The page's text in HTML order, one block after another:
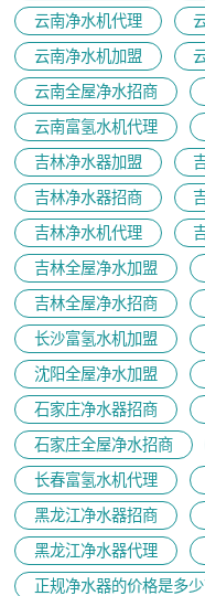
云南净水机代理
云南净水机加盟
云南全屋净水招商
云南富氢水机代理
吉林净水器加盟
吉林净水器招商
吉林净水机代理
吉林全屋净水加盟
吉林全屋净水招商
长沙富氢水机加盟
沈阳全屋净水加盟
石家庄净水器招商
石家庄全屋净水招商
长春富氢水机代理
黑龙江净水器招商
黑龙江净水器代理
正规净水器的价格是多少